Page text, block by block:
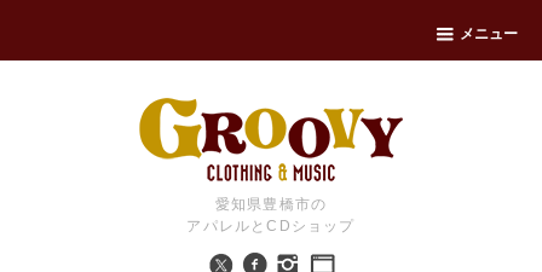
メニュー
愛知県豊橋市の
アパレルとCDショップ